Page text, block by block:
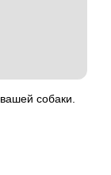
собаки.